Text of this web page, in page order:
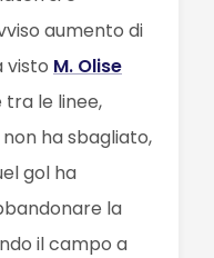
aumento di
visto M. Olise
tra le linee,
ha sbagliato,
gol ha
la
il campo a